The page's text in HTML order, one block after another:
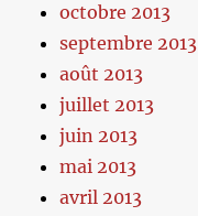
octobre 2013
septembre 2013
août 2013
juillet 2013
juin 2013
mai 2013
avril 2013